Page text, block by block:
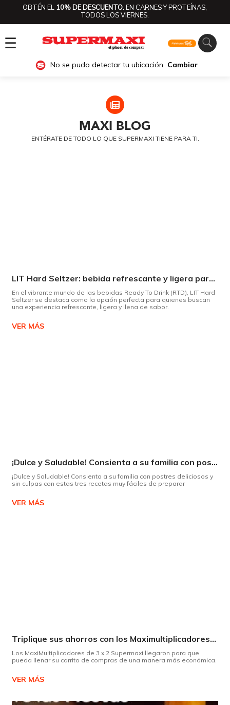
OBTÉN EL 10% DE DESCUENTO.EN CARNES Y PROTEÍNAS,
TODOS LOS VIERNES.
☰
No se pudo detectar tu ubicación Cambiar
MAXI BLOG
ENTÉRATE DE TODO LO QUE SUPERMAXI TIENE PARA TI.
LIT Hard Seltzer: bebida refrescante y ligera para disfrutar de este verano
En el vibrante mundo de las bebidas Ready To Drink (RTD), LIT Hard
Seltzer se destaca como la opción perfecta para quienes buscan
una experiencia refrescante, ligera y llena de sabor.
VER MÁS
¡Dulce y Saludable! Consienta a su familia con postres deliciosos y sin culpas
¡Dulce y Saludable! Consienta a su familia con postres deliciosos y
sin culpas con estas tres recetas muy fáciles de preparar
VER MÁS
Triplique sus ahorros con los Maximultiplicadores de Supermaxi
Los MaxiMultiplicadores de 3 x 2 Supermaxi llegaron para que
pueda llenar su carrito de compras de una manera más económica.
VER MÁS